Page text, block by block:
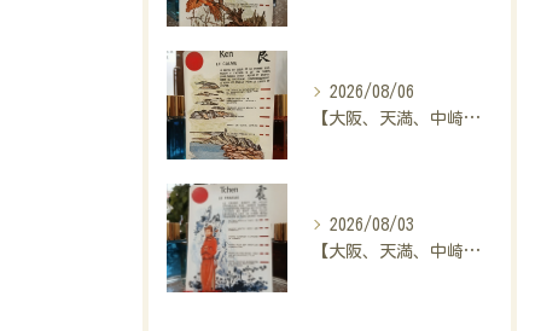
2026/08/06
【大阪、天満、中崎町の占い】madam豊子、本日のメッセージ
2026/08/03
【大阪、天満、中崎町の占い】madam豊子、本日のメッセージ